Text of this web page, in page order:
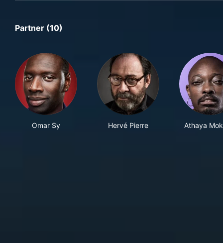
Partner (10)
Omar Sy Hervé Pierre Athaya